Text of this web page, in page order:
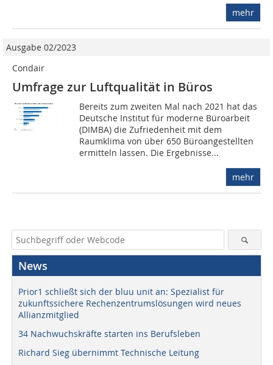
mehr
Ausgabe 02/2023
Condair
Umfrage zur Luftqualität in Büros
Bereits zum zweiten Mal nach 2021 hat das
Deutsche Institut für moderne Büroarbeit
(DIMBA) die Zufriedenheit mit dem
Raumklima von über 650 Büroangestellten
ermitteln lassen. Die Ergebnisse...
mehr
News
Prior1 schließt sich der bluu unit an: Spezialist für
zukunftssichere Rechenzentrumslösungen wird neues
Allianzmitglied
34 Nachwuchskräfte starten ins Berufsleben
Richard Sieg übernimmt Technische Leitung